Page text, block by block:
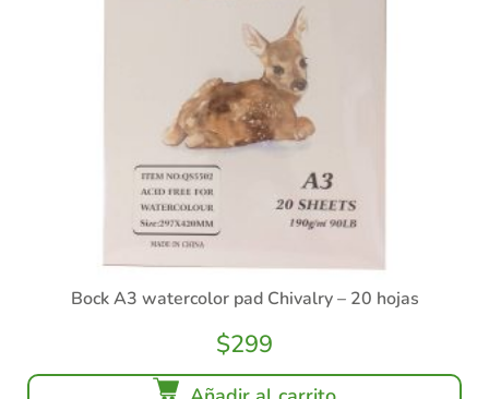
Bock A3 watercolor pad Chivalry – 20 hojas
$299